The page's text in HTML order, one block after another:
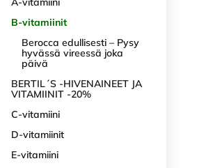
B-vitamiinit
Berocca edullisesti – Pysy
hyvässä vireessä joka
päivä
BERTIL´S -HIVENAINEET JA
VITAMIINIT -20%
C-vitamiini
D-vitamiinit
E-vitamiini